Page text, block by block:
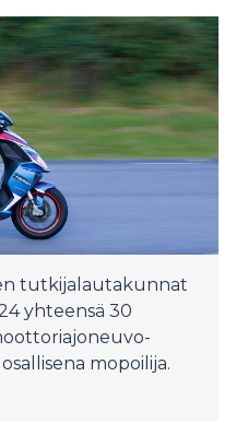
tutkijalautakunnat
yhteensä 30
mopoilija.